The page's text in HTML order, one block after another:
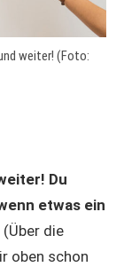
weiter! (Foto:
Du
etwas ein
(Über die
oben schon